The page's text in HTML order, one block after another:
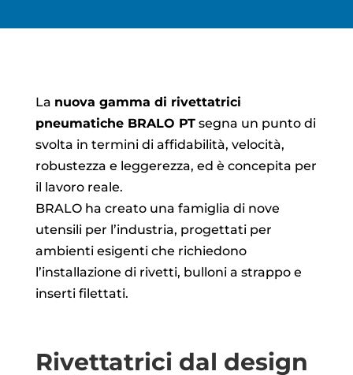
La nuova gamma di rivettatrici
pneumatiche BRALO PTsegna un punto di
svolta in termini di affidabilità, velocità,
robustezza e leggerezza, ed è concepita per
il lavoro reale.
BRALO ha creato una famiglia di nove
utensili per l’industria, progettati per
ambienti esigenti che richiedono
l’installazione di rivetti, bulloni a strappo e
inserti filettati.
Rivettatrici dal design